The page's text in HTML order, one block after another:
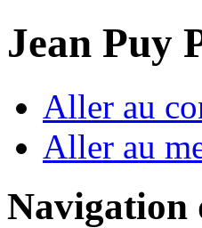
Jean Puy
Aller au
Aller au
Navigation